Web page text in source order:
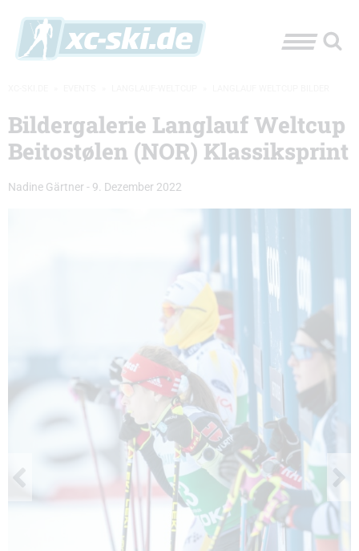
Bildergalerie Langlauf Weltcup
Beitostølen (NOR) Klassiksprint
Nadine Gärtner - 9. Dezember 2022